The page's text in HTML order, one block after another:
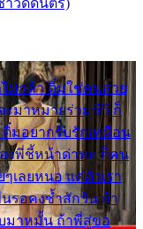
ม่กล้า ติ๋มใช่คนสวย
ะมาหมายร่วมชีวี ก็
มอยากรับรักเหมือน
งพี่ชี้หน้าด่าทอ ก็คน
เลยหนอ แค่ตัวเรา
รอคงช้ำสักวัน ถ้า
บมาหมั้น ถ้าพี่สู่ขอ